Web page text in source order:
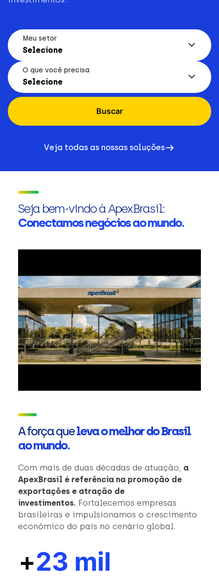
Meu setor
Selecione
O que você precisa
Selecione
Buscar
Veja todas as nossas soluções
Seja bem-vindo à ApexBrasil:
Conectamos negócios ao mundo.
A força queleva o melhor do Brasil
ao mundo.
Com mais de duas décadas de atuação, a
ApexBrasil é referência na promoção de
exportações e atração de
investimentos. Fortalecemos empresas
brasileiras e impulsionamos o crescimento
econômico do país no cenário global.
+23 mil